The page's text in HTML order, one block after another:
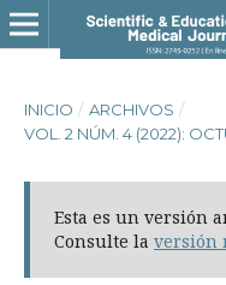
INICIO / ARCHIVOS /
VOL. 2 NÚM. 4 (2022):
Esta es un versión
Consulte la versión